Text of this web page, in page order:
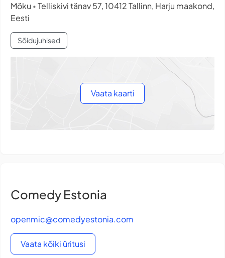
Möku • Telliskivi tänav 57, 10412 Tallinn, Harju maakond,
Eesti
Sõidujuhised
Vaata kaarti
Comedy Estonia
openmic@comedyestonia.com
Vaata kõiki üritusi